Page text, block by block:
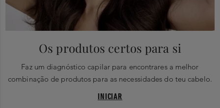
Os produtos certos para si
Faz um diagnóstico capilar para encontrares a melhor
combinação de produtos para as necessidades do teu cabelo.
INICIAR